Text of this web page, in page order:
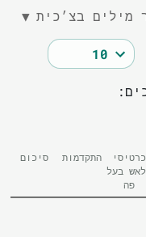
מילים בצ׳כית ▼
כרטיסי
בעל
פה
התקדמות סיכום